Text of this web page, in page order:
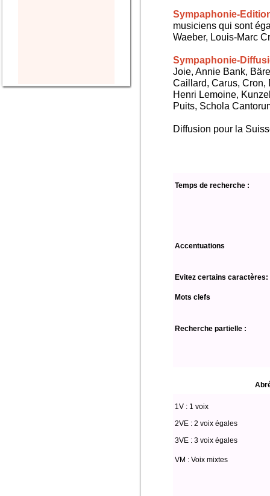
Sympaphonie-
musiciens qui sont
Waeber, Louis-Marc
Sympaphonie-
Joie, Annie Bank,
Caillard, Carus, Cron,
Henri Lemoine,
Puits, Schola
Diffusion pour la
Temps de recherche :
Accentuations
Evitez certains caractères:
Mots clefs
Recherche partielle :
1V : 1 voix
2VE : 2 voix égales
3VE : 3 voix égales
VM : Voix mixtes